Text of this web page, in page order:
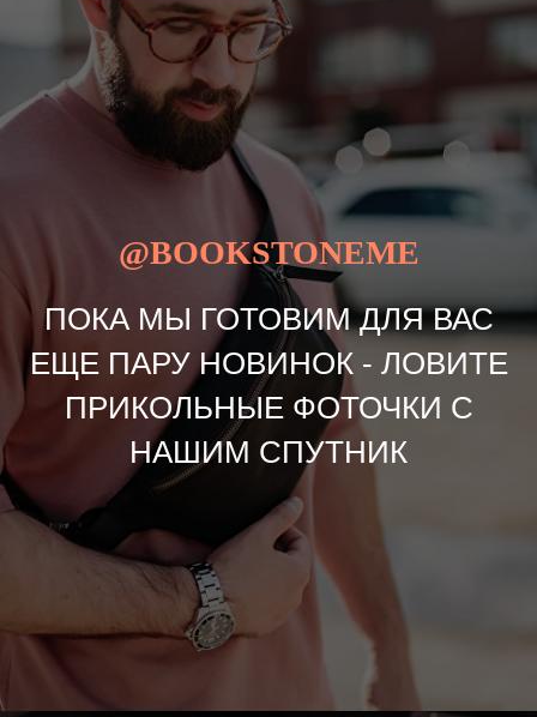
@BOOKSTONEME
ПОКА МЫ ГОТОВИМ ДЛЯ ВАС
ЕЩЕ ПАРУ НОВИНОК - ЛОВИТЕ
ПРИКОЛЬНЫЕ ФОТОЧКИ С
НАШИМ СПУТНИК